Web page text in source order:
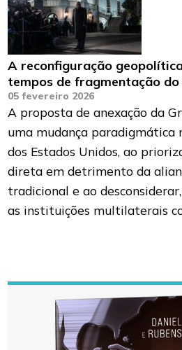
A reconfiguração
tempos de fragmentação
05 fevereiro 2026
A proposta de anexação da
uma mudança
dos Estados Unidos, ao
direta em detrimento da
tradicional e ao
as instituições multilaterais